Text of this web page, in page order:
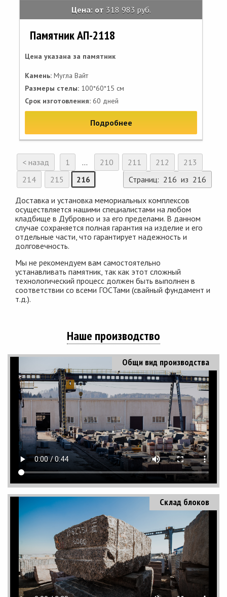
Цена: от 318 983 руб.
Памятник АП-2118
Цена указана за памятник
Камень: Мугла Вайт
Размеры стелы: 100*60*15 см
Срок изготовления: 60 дней
Подробнее
< назад 1 ... 210 211 212
213
214
215 216 Страниц: 216 из 216
Доставка и установка мемориальных комплексов
осуществляется нашими специалистами на любом
кладбище в Дубровно и за его пределами. В данном
случае сохраняется полная гарантия на изделие и его
отдельные части, что гарантирует надежность и
долговечность.
Мы не рекомендуем вам самостоятельно
устанавливать памятник, так как этот сложный
технологический процесс должен быть выполнен в
соответствии со всеми ГОСТами (свайный фундамент и
т.д.).
Наше производство
Общи вид производства
Склад блоков